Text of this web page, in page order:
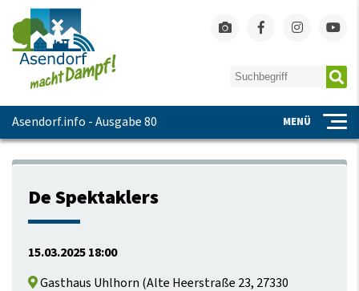
Asendorf.info - Ausgabe 80 MENÜ
De Spektaklers
15.03.2025 18:00
Gasthaus Uhlhorn (Alte Heerstraße 23, 27330